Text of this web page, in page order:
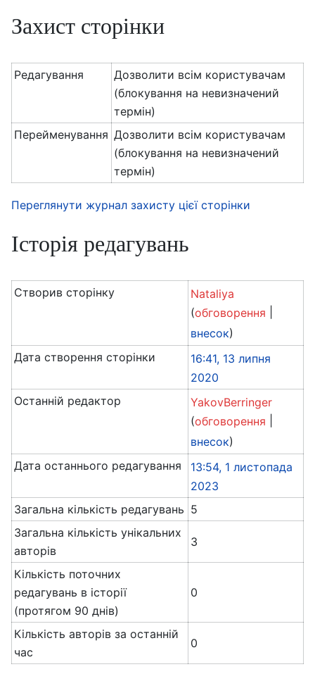
Захист сторінки
Редагування
Дозволити всім користувачам
(блокування на невизначений
термін)
Перейменування Дозволити всім користувачам
(блокування на невизначений
термін)
Переглянути журнал захисту цієї сторінки
Історія редагувань
Створив сторінку
Nataliya
(обговорення
внесок)
Дата створення сторінки
16:41, 13 липня
2020
Останній редактор
YakovBerringer
(обговорення
внесок)
Дата останнього редагування
13:54, 1 листопада
2023
Загальна кількість редагувань 5
Загальна кількість унікальних
авторів
3
Кількість поточних
редагувань в історії
(протягом 90 днів)
0
Кількість авторів за останній
час
0